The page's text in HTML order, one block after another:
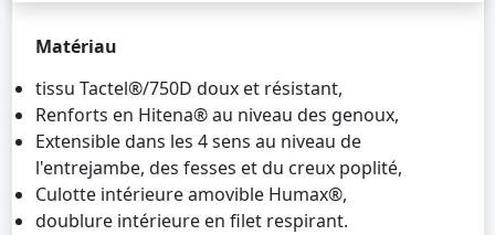
Matériau
tissu Tactel®/750D doux et résistant,
Renforts en Hitena® au niveau des genoux,
Extensible dans les 4 sens au niveau de
l'entrejambe, des fesses et du creux poplité,
Culotte intérieure amovible Humax®,
doublure intérieure en filet respirant.